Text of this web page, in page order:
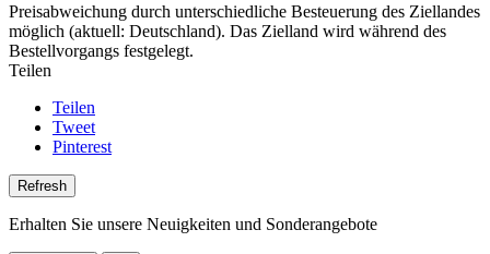
Preisabweichung durch unterschiedliche Besteuerung des Ziellandes
möglich (aktuell: Deutschland). Das Zielland wird während des
Bestellvorgangs festgelegt.
Teilen
Teilen
Tweet
Pinterest
Erhalten Sie unsere Neuigkeiten und Sonderangebote